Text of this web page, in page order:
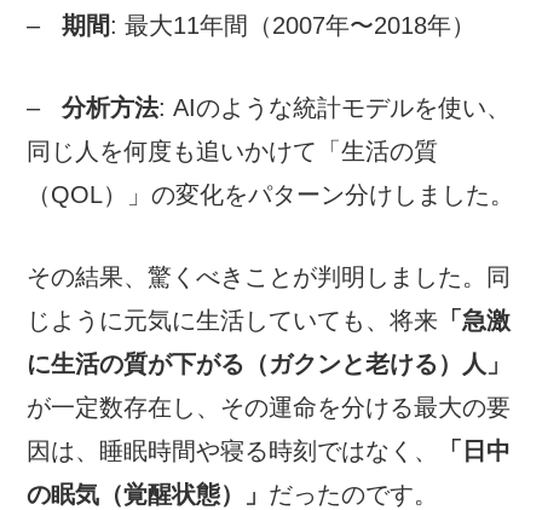
–期間: 最大11年間（2007年〜2018年）
–分析方法: AIのような統計モデルを使い、
同じ人を何度も追いかけて「生活の質
（QOL）」の変化をパターン分けしました。
その結果、驚くべきことが判明しました。同
じように元気に生活していても、将来 「急激
に生活の質が下がる（ガクンと老ける）人」
が一定数存在し、その運命を分ける最大の要
因は、睡眠時間や寝る時刻ではなく、
「日中
の眠気（覚醒状態）」 だったのです。